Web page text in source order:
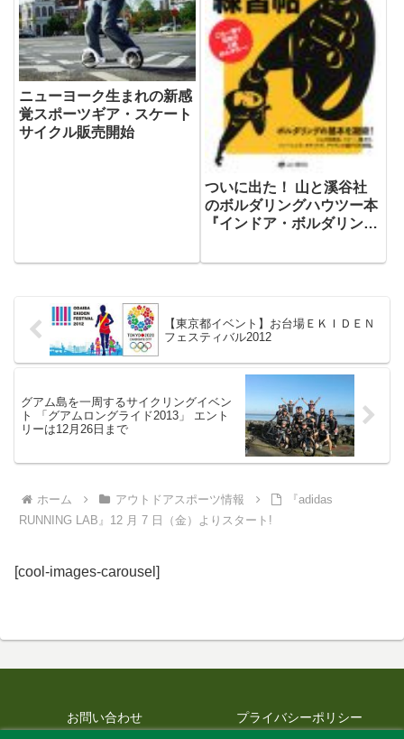
ニューヨーク生まれの新感
覚スポーツギア・スケート
サイクル販売開始
ついに出た！ 山と溪谷社
のボルダリングハウツー本
『インドア・ボルダリング
【東京都イベント】お台場ＥＫＩＤＥＮ
フェスティバル2012
グアム島を一周するサイクリングイベン
ト 「グアムロングライド2013」 エント
リーは12月26日まで
ホーム アウトドアスポーツ情報
『adidas
RUNNING LAB』12 月 7 日（金）よりスタート!
[cool-images-carousel]
お問い合わせ プライバシーポリシー